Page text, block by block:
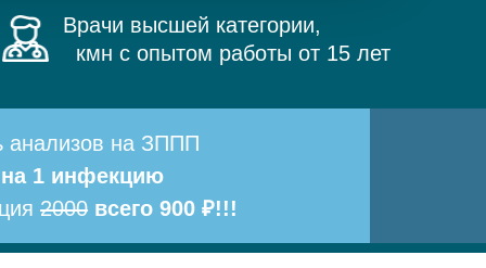
Врачи высшей категории,
кмн с опытом работы от 15 лет
анализов на ЗППП
на 1 инфекцию
2000 всего 900 ₽!!!